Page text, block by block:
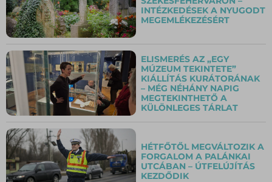
INTÉZKEDÉSEK A NYUGODT
MEGEMLÉKEZÉSÉRT
ELISMERÉS AZ „EGY
MÚZEUM TEKINTETE”
KIÁLLÍTÁS KURÁTORÁNAK
– MÉG NÉHÁNY NAPIG
MEGTEKINTHETŐ A
KÜLÖNLEGES TÁRLAT
HÉTFŐTŐL MEGVÁLTOZIK A
FORGALOM A PALÁNKAI
UTCÁBAN – ÚTFELÚJÍTÁS
KEZDŐDIK